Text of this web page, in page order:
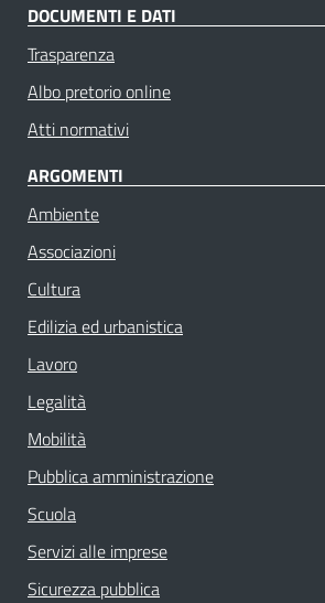
DOCUMENTI E DATI
Trasparenza
Albo pretorio online
Atti normativi
ARGOMENTI
Ambiente
Associazioni
Cultura
Edilizia ed urbanistica
Lavoro
Legalità
Mobilità
Pubblica amministrazione
Scuola
Servizi alle imprese
Sicurezza pubblica